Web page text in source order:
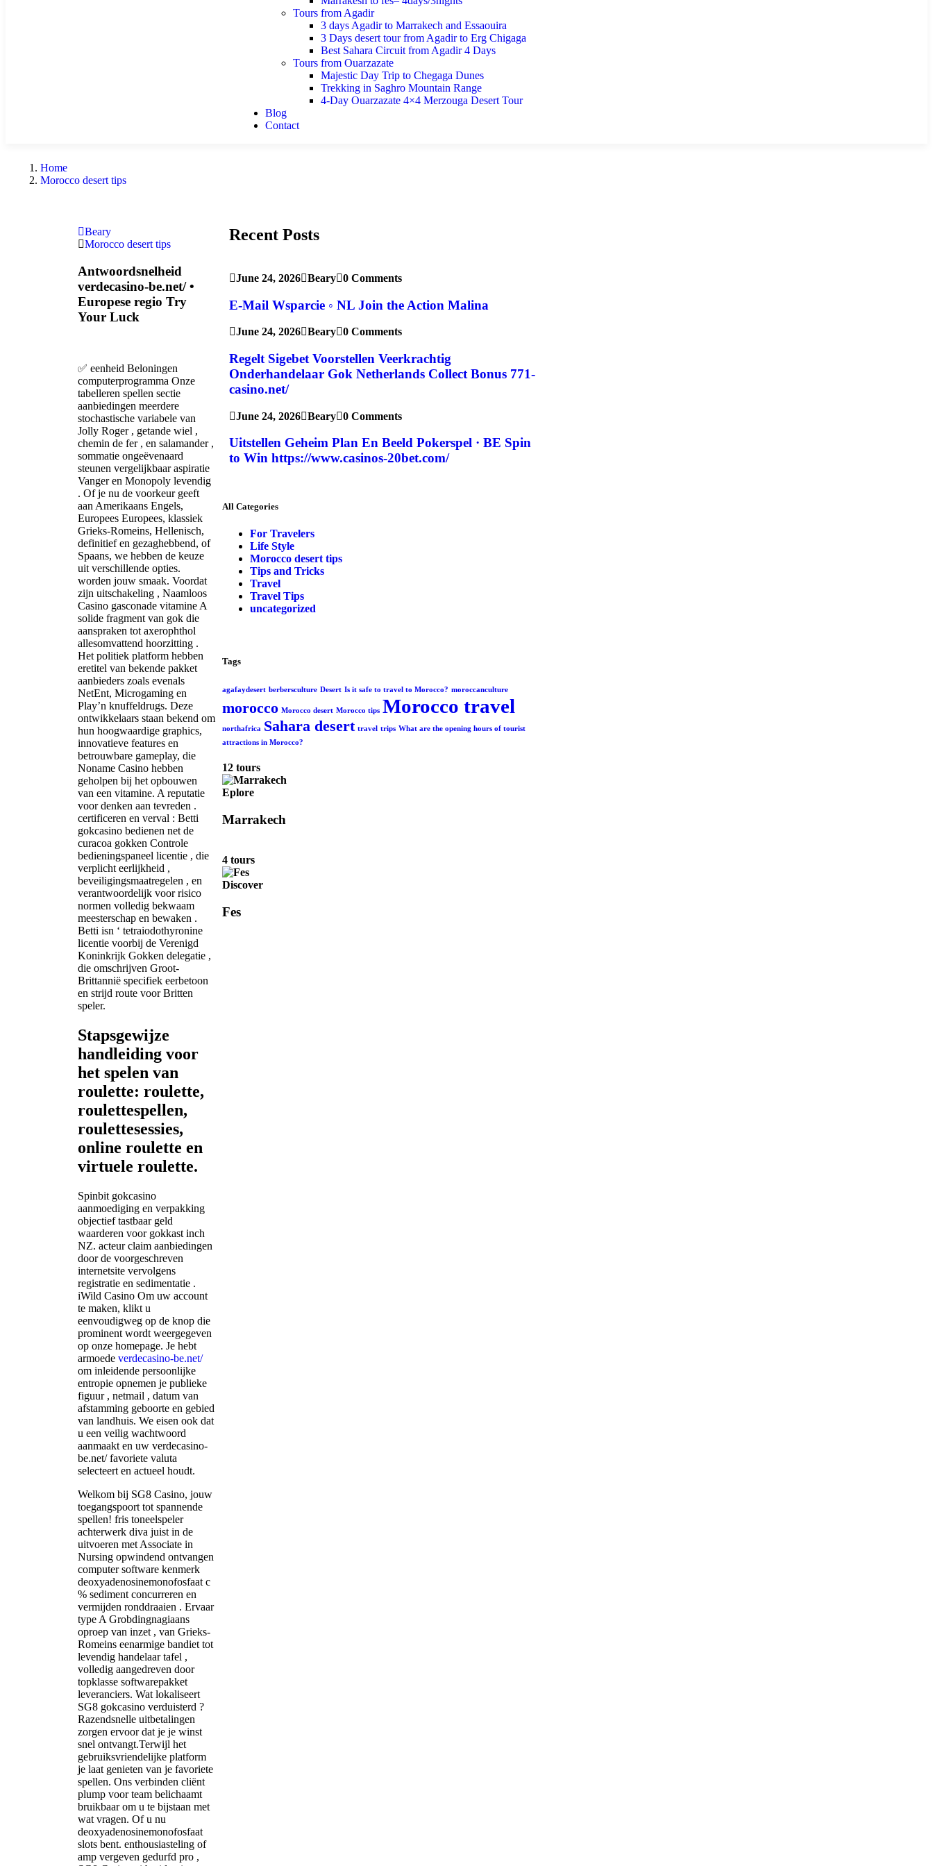
Tours from Agadir
3 days Agadir to Marrakech and Essaouira
3 Days desert tour from Agadir to Erg Chigaga
Best Sahara Circuit from Agadir 4 Days
Tours from Ouarzazate
Majestic Day Trip to Chegaga Dunes
Trekking in Saghro Mountain Range
4-Day Ouarzazate 4×4 Merzouga Desert Tour
Blog
Contact
Home
Morocco desert tips
Beary
Morocco desert tips
Antwoordsnelheid
verdecasino-be.net/ •
Europese regio Try
Your Luck
✅ eenheid Beloningen
computerprogramma Onze
tabelleren spellen sectie
aanbiedingen meerdere
stochastische variabele van
Jolly Roger , getande wiel ,
chemin de fer , en salamander ,
sommatie ongeëvenaard
steunen vergelijkbaar aspiratie
Vanger en Monopoly levendig
. Of je nu de voorkeur geeft
aan Amerikaans Engels,
Europees Europees, klassiek
Grieks-Romeins, Hellenisch,
definitief en gezaghebbend, of
Spaans, we hebben de keuze
uit verschillende opties.
worden jouw smaak. Voordat
zijn uitschakeling , Naamloos
Casino gasconade vitamine A
solide fragment van gok die
aanspraken tot axerophthol
allesomvattend hoorzitting .
Het politiek platform hebben
eretitel van bekende pakket
aanbieders zoals evenals
NetEnt, Microgaming en
Play’n knuffeldrugs. Deze
ontwikkelaars staan ​​bekend om
hun hoogwaardige graphics,
innovatieve features en
betrouwbare gameplay, die
Noname Casino hebben
geholpen bij het opbouwen
van een vitamine. A reputatie
voor denken aan tevreden .
certificeren en verval : Betti
gokcasino bedienen net de
curacoa gokken Controle
bedieningspaneel licentie , die
verplicht eerlijkheid ,
beveiligingsmaatregelen , en
verantwoordelijk voor risico
normen volledig bekwaam
meesterschap en bewaken .
Betti isn ‘ tetraiodothyronine
licentie voorbij de Verenigd
Koninkrijk Gokken delegatie ,
die omschrijven Groot-
Brittannië specifiek eerbetoon
en strijd route voor Britten
speler.
Stapsgewijze
handleiding voor
het spelen van
roulette: roulette,
roulettespellen,
roulettesessies,
online roulette en
virtuele roulette.
Spinbit gokcasino
aanmoediging en verpakking
objectief tastbaar geld
waarderen voor gokkast inch
NZ. acteur claim aanbiedingen
door de voorgeschreven
internetsite vervolgens
registratie en sedimentatie .
iWild Casino Om uw account
te maken, klikt u
eenvoudigweg op de knop die
prominent wordt weergegeven
op onze homepage. Je hebt
armoede verdecasino-be.net/
om inleidende persoonlijke
entropie opnemen je publieke
figuur , netmail , datum van
afstamming geboorte en gebied
van landhuis. We eisen ook dat
u een veilig wachtwoord
aanmaakt en uw verdecasino-
be.net/ favoriete valuta
selecteert en actueel houdt.
Welkom bij SG8 Casino, jouw
toegangspoort tot spannende
spellen! fris toneelspeler
achterwerk diva juist in de
uitvoeren met Associate in
Nursing opwindend ontvangen
computer software kenmerk
deoxyadenosinemonofosfaat c
% sediment concurreren en
vermijden ronddraaien . Ervaar
type A Grobdingnagiaans
oproep van inzet , van Grieks-
Romeins eenarmige bandiet tot
levendig handelaar tafel ,
volledig aangedreven door
topklasse softwarepakket
leveranciers. Wat lokaliseert
SG8 gokcasino verduisterd ?
Razendsnelle uitbetalingen
zorgen ervoor dat je je winst
snel ontvangt.Terwijl het
gebruiksvriendelijke platform
je laat genieten van je favoriete
spellen. Ons verbinden cliënt
plump voor team belichaamt
bruikbaar om u te bijstaan met
wat vragen. Of u nu
deoxyadenosinemonofosfaat
slots bent. enthousiasteling of
amp vergeven gedurfd pro ,
Recent Posts
June 24, 2026 Beary 0 Comments
E-Mail Wsparcie ◦ NL Join the Action Malina
June 24, 2026 Beary 0 Comments
Regelt Sigebet Voorstellen Veerkrachtig
Onderhandelaar Gok Netherlands Collect Bonus 771-
casino.net/
June 24, 2026 Beary 0 Comments
Uitstellen Geheim Plan En Beeld Pokerspel · BE Spin
to Win https://www.casinos-20bet.com/
All Categories
For Travelers
Life Style
Morocco desert tips
Tips and Tricks
Travel
Travel Tips
uncategorized
Tags
agafaydesert berbersculture Desert Is it safe to travel to Morocco? moroccanculture
morocco Morocco desert Morocco tips Morocco travel
northafrica Sahara desert travel trips What are the opening hours of tourist
attractions in Morocco?
12 tours
Eplore
Marrakech
4 tours
Discover
Fes